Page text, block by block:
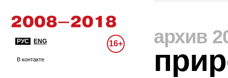
РУС ENG 16+
В контакте
архив